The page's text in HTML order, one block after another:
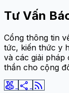
Tư Vấn
Cổng thông tin
tức, kiến thức y
và các giải pháp
thần cho cộng
social_leaderboard share rss_feed